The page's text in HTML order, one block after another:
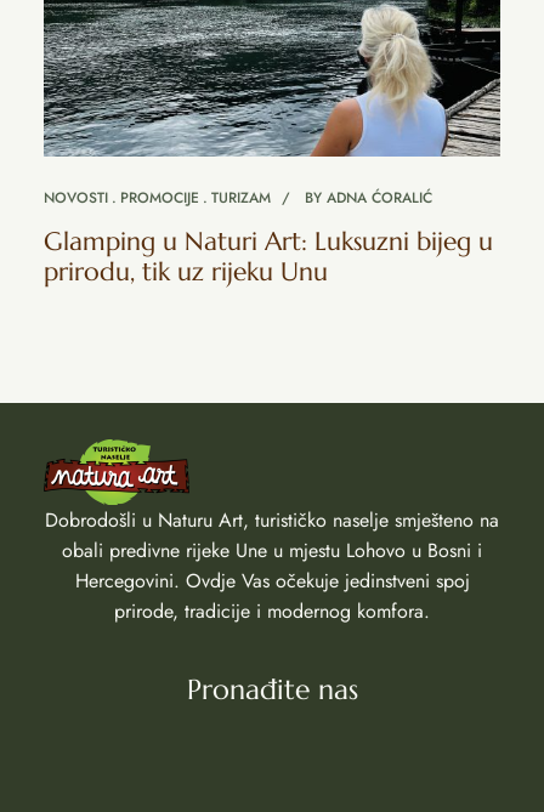
NOVOSTI PROMOCIJE TURIZAM BY ADNA ĆORALIĆ
Glamping u Naturi Art: Luksuzni bijeg u
prirodu, tik uz rijeku Unu
Dobrodošli u Naturu Art, turističko naselje smješteno na
obali predivne rijeke Une u mjestu Lohovo u Bosni i
Hercegovini. Ovdje Vas očekuje jedinstveni spoj
prirode, tradicije i modernog komfora.
Pronađite nas